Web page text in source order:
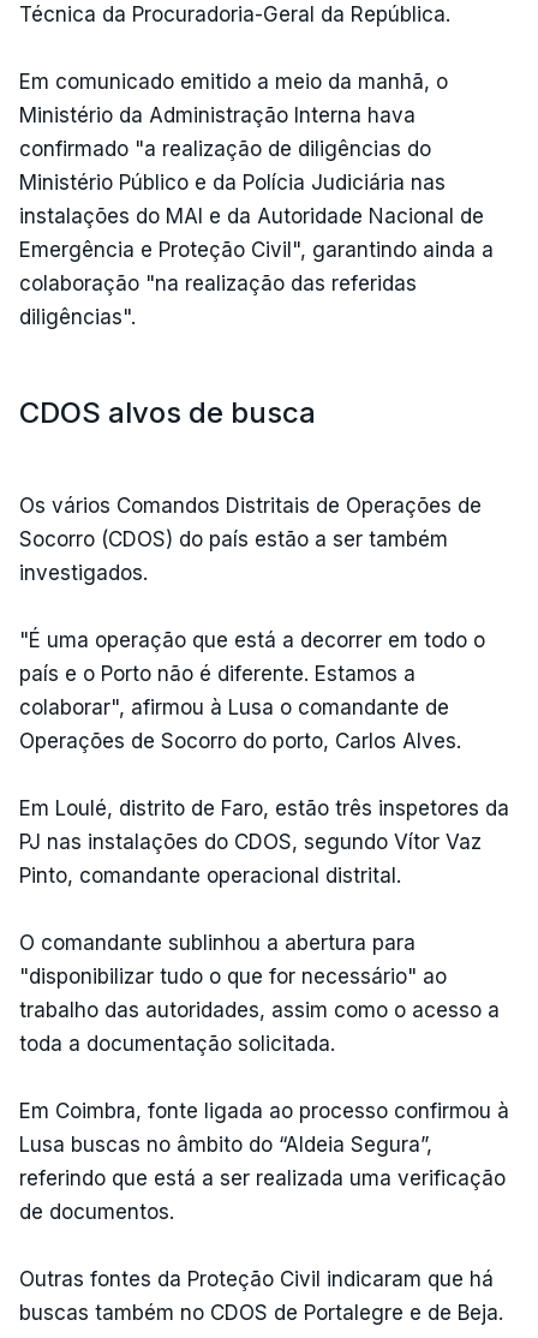
Técnica da Procuradoria-Geral da República.
Em comunicado emitido a meio da manhã, o
Ministério da Administração Interna hava
confirmado "a realização de diligências do
Ministério Público e da Polícia Judiciária nas
instalações do MAI e da Autoridade Nacional de
Emergência e Proteção Civil", garantindo ainda a
colaboração "na realização das referidas
diligências".
CDOS alvos de busca
Os vários Comandos Distritais de Operações de
Socorro (CDOS) do país estão a ser também
investigados.
"É uma operação que está a decorrer em todo o
país e o Porto não é diferente. Estamos a
colaborar", afirmou à Lusa o comandante de
Operações de Socorro do porto, Carlos Alves.
Em Loulé, distrito de Faro, estão três inspetores da
PJ nas instalações do CDOS, segundo Vítor Vaz
Pinto, comandante operacional distrital.
O comandante sublinhou a abertura para
"disponibilizar tudo o que for necessário" ao
trabalho das autoridades, assim como o acesso a
toda a documentação solicitada.
Em Coimbra, fonte ligada ao processo confirmou à
Lusa buscas no âmbito do “Aldeia Segura”,
referindo que está a ser realizada uma verificação
de documentos.
Outras fontes da Proteção Civil indicaram que há
buscas também no CDOS de Portalegre e de Beja.